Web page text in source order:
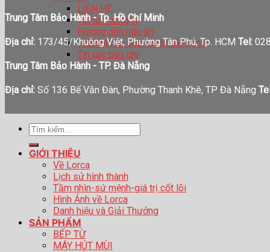
LIÊN HỆ
Tin tức công ty
Hướng dẫn nấu ăn
Thiết bị nhà bếp- Điện gia dụng
Tin tức báo chí
Trung Tâm Bảo Hành - Tp. Hồ Chí Minh
Địa chỉ: 173/45/Khuông Việt, Phường Tân Phú, Tp. HCM Tel:
Trung Tâm Bảo Hành - TP. Đà Nẵng
Địa chỉ: Số 136 Bế Văn Đàn, Phường Thanh Khê, TP Đà Nẵng
Tìm
GIỚI THIỆU
Về Lorca
Lịch sử hình thành
Tầm nhìn-sứ mệnh-giá trị cốt lõi
Hình Ảnh về Lorca
Danh hiệu và Giải Thưởng
SẢN PHẨM
BẾP TỪ
MÁY HÚT MÙI